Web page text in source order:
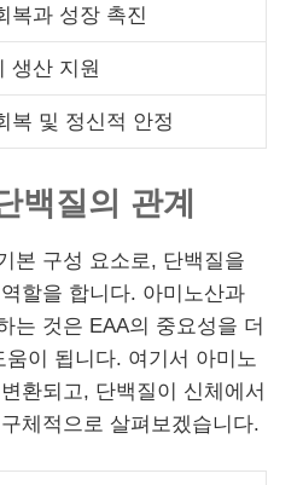
복과 성장 촉진
생산 지원
복 및 정신적 안정
백질의 관계
본 구성 요소로, 단백질을
할을 합니다. 아미노산과
는 것은 EAA의 중요성을 더
이 됩니다. 여기서 아미노
환되고, 단백질이 신체에서
체적으로 살펴보겠습니다.